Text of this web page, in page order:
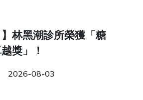
】林黑潮診所榮獲「糖
獎」！
2026-08-03